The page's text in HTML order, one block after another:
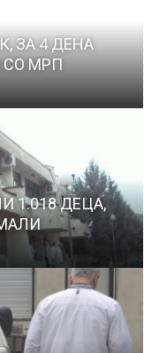
ЗА 4 ДЕНА
СО МРП
1.018 ДЕЦА,